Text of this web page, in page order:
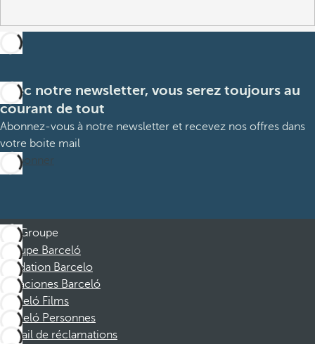
Avec notre newsletter, vous serez toujours au
courant de tout
Abonnez-vous à notre newsletter et recevez nos offres dans
votre boite mail
M’abonner
Groupe
Groupe Barceló
Fondation Barcelo
Vacaciones Barceló
Barceló Films
Barceló Personnes
Portail de réclamations